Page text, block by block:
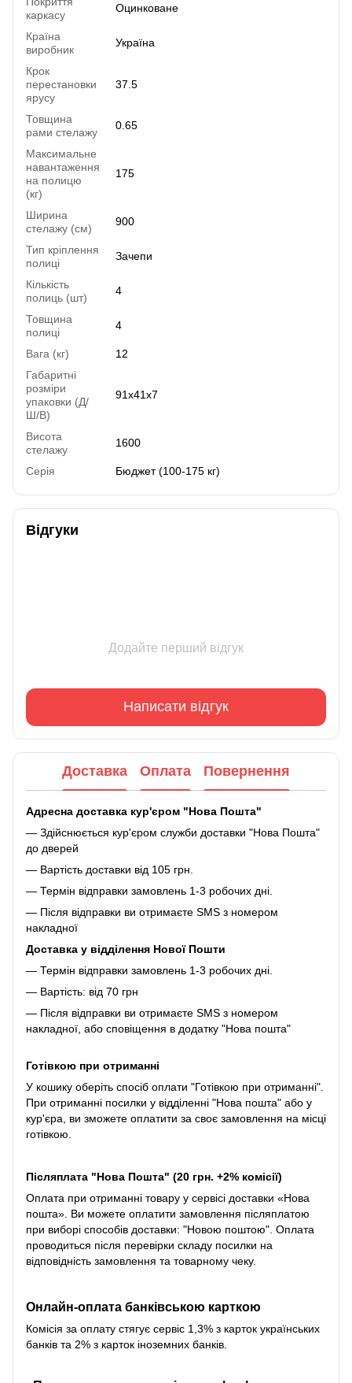
каркасу
Оцинковане
Країна
виробник
Україна
Крок
перестановки
ярусу
37.5
Товщина
рами стелажу
0.65
Максимальне
навантаження
на полицю
(кг)
175
Ширина
стелажу (см)
900
Тип кріплення
полиці
Зачепи
Кількість
полиць (шт)
4
Товщина
полиці
4
Вага (кг)
12
Габаритні
розміри
упаковки (Д/
Ш/В)
91х41х7
Висота
стелажу
1600
Серія Бюджет (100-175 кг)
Відгуки
Додайте перший відгук
Написати відгук
Доставка Оплата Повернення
Адресна доставка кур'єром "Нова Пошта"
— Здійснюється кур'єром служби доставки "Нова Пошта"
до дверей
— Вартість доставки від 105 грн.
— Термін відправки замовлень 1-3 робочих дні.
— Після відправки ви отримаєте SMS з номером
накладної
Доставка у відділення Нової Пошти
— Термін відправки замовлень 1-3 робочих дні.
— Вартість: від 70 грн
— Після відправки ви отримаєте SMS з номером
накладної, або сповіщення в додатку "Нова пошта"
Готівкою при отриманні
У кошику оберіть спосіб оплати "Готівкою при отриманні".
При отриманні посилки у відділенні "Нова пошта" або у
кур'єра, ви зможете оплатити за своє замовлення на місці
готівкою.
Післяплата "Нова Пошта" (20 грн. +2% комісії)
Оплата при отриманні товару у сервісі доставки «Нова
пошта». Ви можете оплатити замовлення післяплатою
при виборі способів доставки: "Новою поштою". Оплата
проводиться після перевірки складу посилки на
відповідність замовлення та товарному чеку.
Онлайн-оплата банківською карткою
Комісія за оплату стягує сервіс 1,3% з карток українських
банків та 2% з карток іноземних банків.